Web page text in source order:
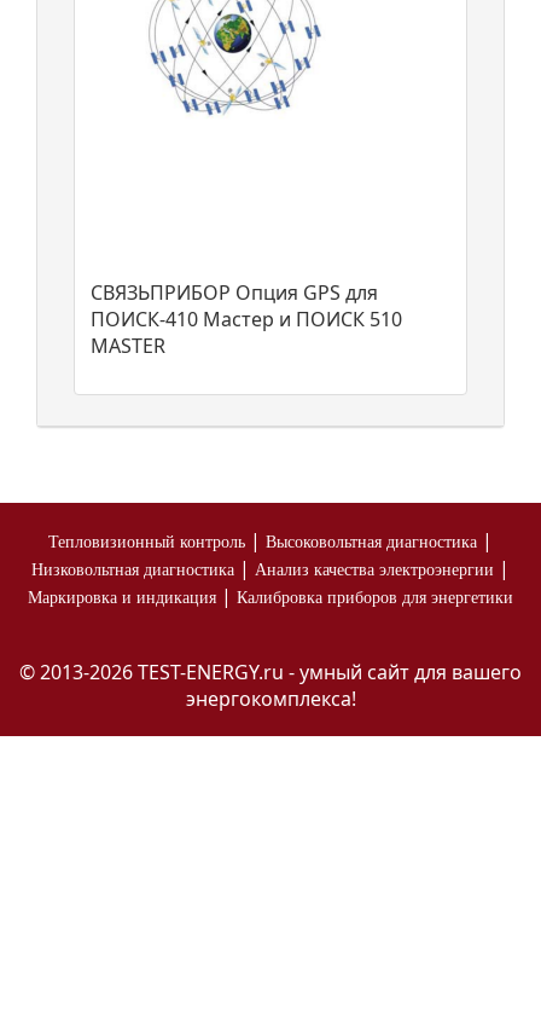
СВЯЗЬПРИБОР Опция GPS для
ПОИСК-410 Мастер и ПОИСК 510
MASTER
Тепловизионный контроль | Высоковольтная диагностика |
Низковольтная диагностика | Анализ качества электроэнергии |
Маркировка и индикация | Калибровка приборов для энергетики
© 2013-2026 TEST-ENERGY.ru - умный сайт для вашего
энергокомплекса!